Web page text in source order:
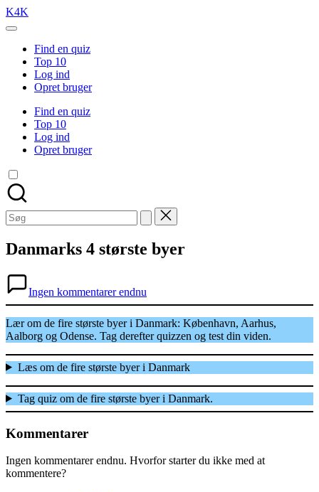
Skip
to
K4K
Lær
online
Find en quiz
Top 10
Log ind
Opret bruger
Find en quiz
Top 10
Log ind
Opret bruger
Søg
efter:
Danmarks 4 største byer
Ingen kommentarer endnu
Lær om de fire største byer i Danmark: København, Aarhus,
Aalborg og Odense. Tag derefter quizzen og test din viden.
Læs om de fire største byer i Danmark
Tag quiz om de fire største byer i Danmark.
Kommentarer
Ingen kommentarer endnu. Hvorfor starter du ikke med at
kommentere?